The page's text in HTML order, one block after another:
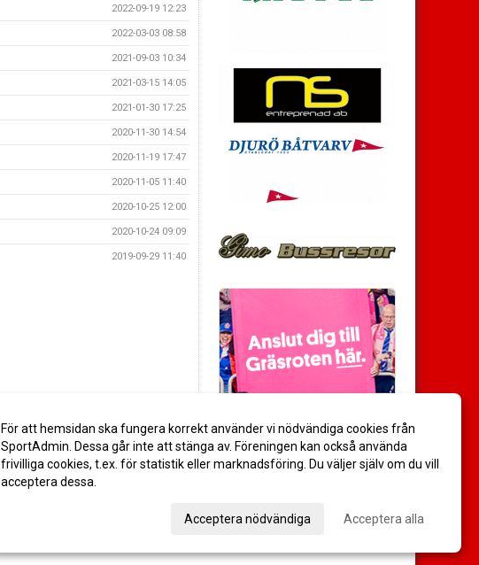
2022-09-19 12:23
2022-03-03 08:58
2021-09-03 10:34
2021-03-15 14:05
2021-01-30 17:25
2020-11-30 14:54
2020-11-19 17:47
2020-11-05 11:40
2020-10-25 12:00
2020-10-24 09:09
2019-09-29 11:40
För att hemsidan ska fungera korrekt använder vi nödvändiga cookies från
SportAdmin. Dessa går inte att stänga av. Föreningen kan också använda
frivilliga cookies, t.ex. för statistik eller marknadsföring. Du väljer själv om du vill
acceptera dessa.
Acceptera nödvändiga Acceptera alla